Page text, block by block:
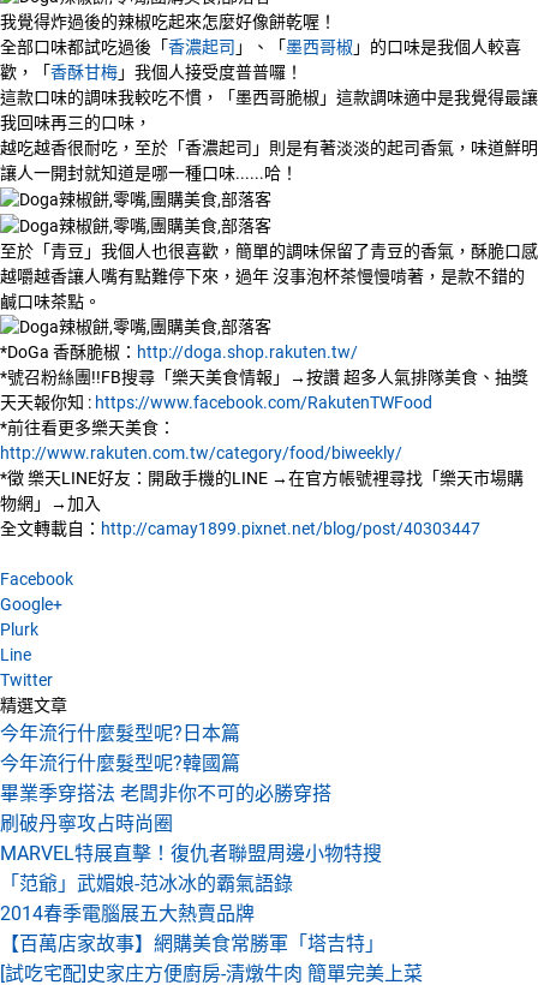
我覺得炸過後的辣椒吃起來怎麼好像餅乾喔！
全部口味都試吃過後「香濃起司 」、「墨西哥椒」的口味是我個人較喜
歡，「香酥甘梅」我個人接受度普普囉！
這款口味的調味我較吃不慣，「墨西哥脆椒」這款調味適中是我覺得最讓
我回味再三的口味，
越吃越香很耐吃，至於「香濃起司」則是有著淡淡的起司香氣，味道鮮明
讓人一開封就知道是哪一種口味......哈！
至於「青豆」我個人也很喜歡，簡單的調味保留了青豆的香氣，酥脆口感
越嚼越香讓人嘴有點難停下來，過年 沒事泡杯茶慢慢啃著，是款不錯的
鹹口味茶點。
*DoGa 香酥脆椒： http://doga.shop.rakuten.tw/
*號召粉絲團!!FB搜尋「樂天美食情報」→按讚 超多人氣排隊美食、抽獎
天天報你知 : https://www.facebook.com/RakutenTWFood
*前往看更多樂天美食：
http://www.rakuten.com.tw/category/food/biweekly/
*徵 樂天LINE好友：開啟手機的LINE →在官方帳號裡尋找「樂天市場購
物網」→加入
全文轉載自： http://camay1899.pixnet.net/blog/post/40303447
Facebook
Google+
Plurk
Line
Twitter
精選文章
今年流行什麼髮型呢?日本篇
今年流行什麼髮型呢?韓國篇
畢業季穿搭法 老闆非你不可的必勝穿搭
刷破丹寧攻占時尚圈
MARVEL特展直擊！復仇者聯盟周邊小物特搜
「范爺」武媚娘-范冰冰的霸氣語錄
2014春季電腦展五大熱賣品牌
【百萬店家故事】網購美食常勝軍「塔吉特」
[試吃宅配]史家庄方便廚房-清燉牛肉 簡單完美上菜